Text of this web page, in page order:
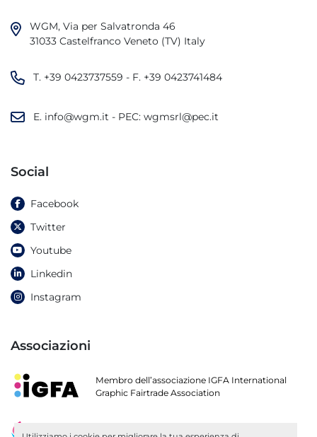
WGM, Via per Salvatronda 46
31033 Castelfranco Veneto (TV) Italy
T. +39 0423737559 - F. +39 0423741484
E. info@wgm.it - PEC: wgmsrl@pec.it
Social
Facebook
Twitter
Youtube
Linkedin
Instagram
Associazioni
Membro dell’associazione IGFA International
Graphic Fairtrade Association